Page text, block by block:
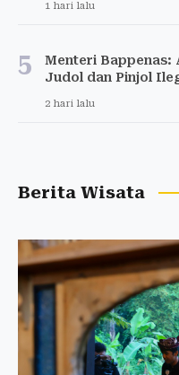
1 hari lalu
5
Menteri Bappenas:
Judol dan Pinjol
2 hari lalu
Berita Wisata